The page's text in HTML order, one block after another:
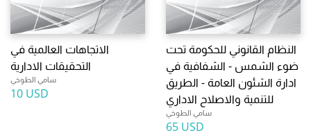
الاتجاهات العالمية في
التحقيقات الادارية
سامي الطوخي
10 USD
النظام القانوني للحكومة تحت
ضوء الشمس - الشفافية في
ادارة الشئون العامة - الطريق
للتنمية والاصلاح الاداري
سامي الطوخي
65 USD